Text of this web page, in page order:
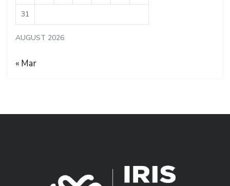
AUGUST 2026
31
« Mar